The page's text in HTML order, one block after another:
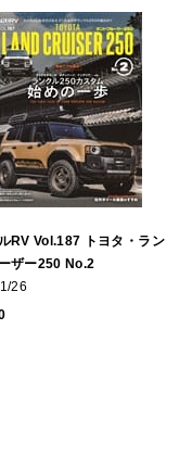
RV Vol.187 トヨタ・ラン
ザー250 No.2
26